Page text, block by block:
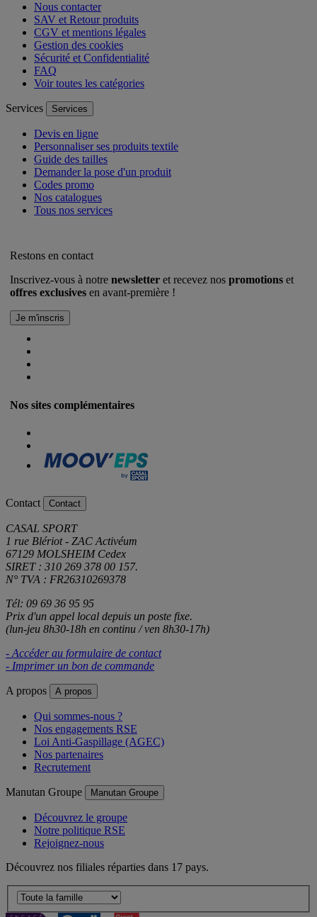
Nous contacter
SAV et Retour produits
CGV et mentions légales
Gestion des cookies
Sécurité et Confidentialité
FAQ
Voir toutes les catégories
Services Services
Devis en ligne
Personnaliser ses produits textile
Guide des tailles
Demander la pose d'un produit
Codes promo
Nos catalogues
Tous nos services
Restons en contact
Inscrivez-vous à notre newsletter et recevez nos promotions et
offres exclusives en avant-première !
Nos sites complémentaires
Contact Contact
CASAL SPORT
1 rue Blériot - ZAC Activéum
67129 MOLSHEIM Cedex
SIRET : 310 269 378 00 157.
N° TVA : FR26310269378
Tél: 09 69 36 95 95
Prix d'un appel local depuis un poste fixe.
(lun-jeu 8h30-18h en continu / ven 8h30-17h)
- Accéder au formulaire de contact
- Imprimer un bon de commande
A propos A propos
Qui sommes-nous ?
Nos engagements RSE
Loi Anti-Gaspillage (AGEC)
Nos partenaires
Recrutement
Manutan Groupe Manutan Groupe
Découvrez le groupe
Notre politique RSE
Rejoignez-nous
Découvrez nos filiales réparties dans 17 pays.